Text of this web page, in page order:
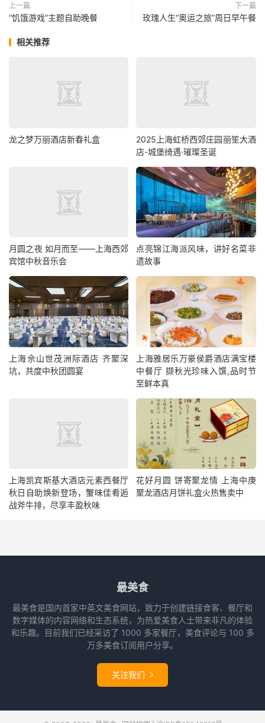
上一篇
“饥饿游戏”主题自助晚餐
下一篇
玫瑰人生“奥运之旅”周日早午餐
相关推荐
龙之梦万丽酒店新春礼盒
2025上海虹桥西郊庄园丽笙大酒
店-城堡绮遇·璀璨圣诞
月圆之夜 如月而至——上海西郊
宾馆中秋音乐会
点亮锦江海派风味，讲好名菜非
遗故事
上海佘山世茂洲际酒店 齐聚深
坑，共度中秋团圆宴
上海雅居乐万豪侯爵酒店满宝楼
中餐厅 撷秋光珍味入馔,品时节
至鲜本真
上海凯宾斯基大酒店元素西餐厅
秋日自助焕新登场，蟹味佳肴逅
战斧牛排，尽享丰盈秋味
花好月圆 饼寄聚龙情 上海中庚
聚龙酒店月饼礼盒火热售卖中
最美食
最美食是国内首家中英文美食网站，致力于创建链接食客、餐厅和
数字媒体的内容网络和生态系统，为热爱美食人士带来非凡的体验
和乐趣。目前我们已经采访了 1000 多家餐厅，美食评论与 100 多
万多美食订阅用户分享。
关注我们 